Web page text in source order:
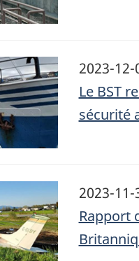
2023-12-
Le BST
sécurité
2023-11-
Rapport